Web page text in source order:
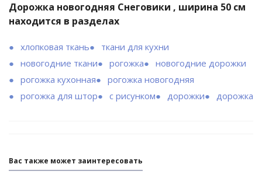
Дорожка новогодняя Снеговики , ширина 50 см
находится в разделах
хлопковая ткань
ткани для кухни
новогодние ткани
рогожка
новогодние дорожки
рогожка кухонная
рогожка новогодняя
рогожка для штор
c рисунком дорожки дорожка
Вас также может заинтересовать